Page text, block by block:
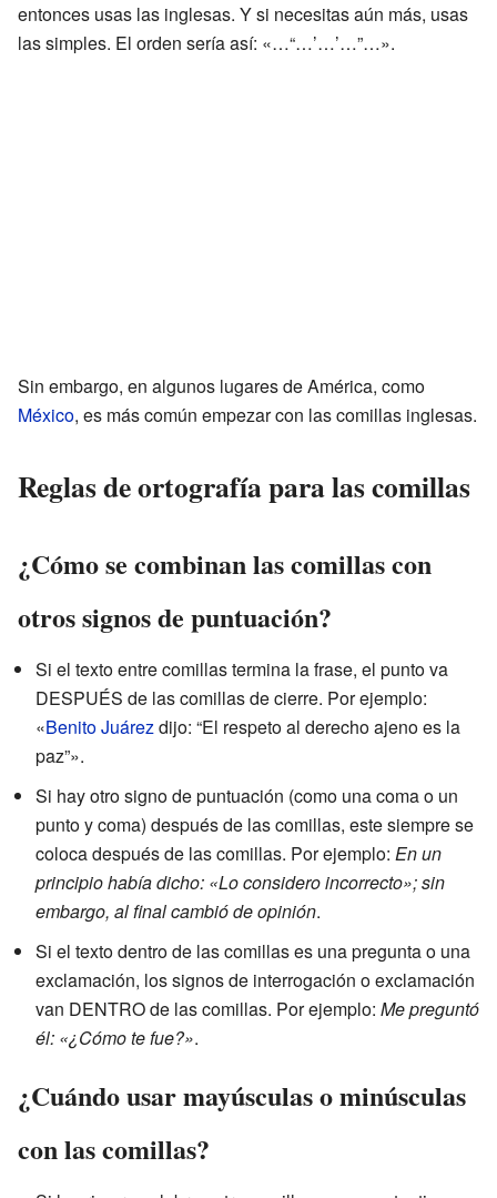
entonces usas las inglesas. Y si necesitas aún más, usas
las simples. El orden sería así: «…“…’…’…”…».
Sin embargo, en algunos lugares de América, como
México, es más común empezar con las comillas inglesas.
Reglas de ortografía para las comillas
¿Cómo se combinan las comillas con
otros signos de puntuación?
Si el texto entre comillas termina la frase, el punto va
DESPUÉS de las comillas de cierre. Por ejemplo:
«Benito Juárezdijo: “El respeto al derecho ajeno es la
paz”».
Si hay otro signo de puntuación (como una coma o un
punto y coma) después de las comillas, este siempre se
coloca después de las comillas. Por ejemplo: En un
principio había dicho: «Lo considero incorrecto»; sin
embargo, al final cambió de opinión.
Si el texto dentro de las comillas es una pregunta o una
exclamación, los signos de interrogación o exclamación
van DENTRO de las comillas. Por ejemplo: Me preguntó
él: «¿Cómo te fue?».
¿Cuándo usar mayúsculas o minúsculas
con las comillas?